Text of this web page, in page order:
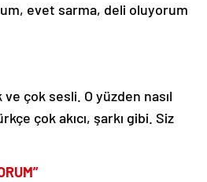
evet sarma, deli oluyorum
çok sesli. O yüzden nasıl
çok akıcı, şarkı gibi. Siz